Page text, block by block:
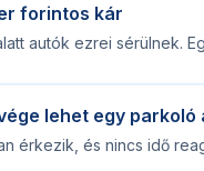
forintos kár
autók ezrei sérülnek.
lehet egy parkoló
érkezik, és nincs idő